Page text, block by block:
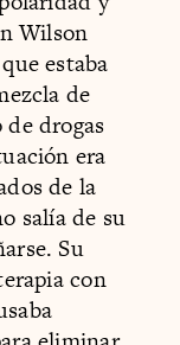
Wilson
estaba
de
drogas
era
de la
salía de su
Su
con